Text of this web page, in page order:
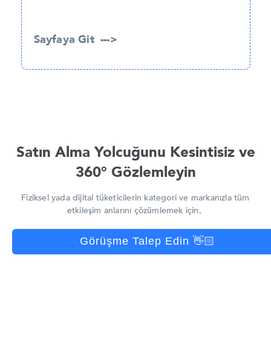
Sayfaya Git --->
Satın Alma Yolcuğunu Kesintisiz ve
360° Gözlemleyin
Fiziksel yada dijital tüketicilerin kategori ve markanızla tüm
etkileşim anlarını çözümlemek için,
Görüşme Talep Edin 👋🏻